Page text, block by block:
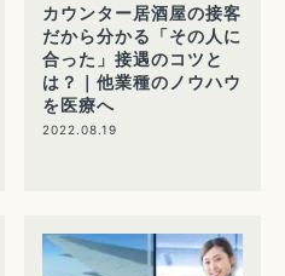
カウンター居酒屋の接客
だから分かる「その人に
合った」接遇のコツと
は？｜他業種のノウハウ
を医療へ
2022.08.19